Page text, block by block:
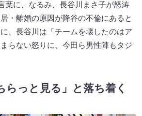
葉に、なるみ、長谷川まさ子が怒涛
・離婚の原因が降谷の不倫にあると
、長谷川は「チームを壊したのはア
らない怒りに、今田ら男性陣もタジ
らっと見る」と落ち着く